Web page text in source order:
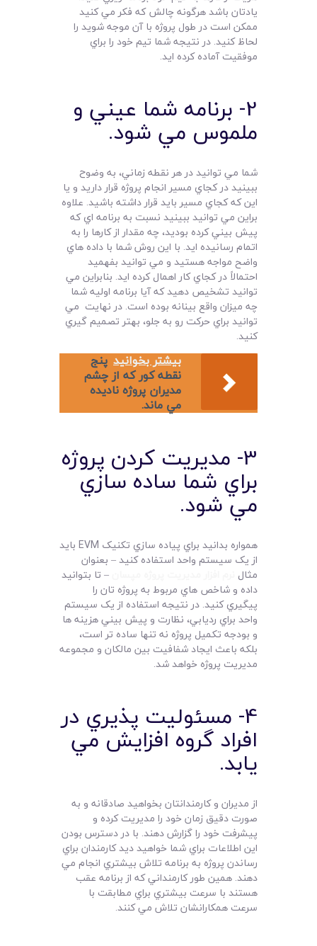
يادتان باشد هرگونه چالش که فکر مي کنيد
ممکن است در طول پروژه با آن موجه شويد را
لحاظ کنيد. در نتيجه شما تيم خود را براي
موفقيت آماده کرده ايد.
2- برنامه شما عيني و
ملموس مي شود.
شما مي توانيد در هر نقطه زماني، به وضوح
ببينيد در کجاي مسير انجام پروژه قرار داريد و يا
اين که کجاي مسير بايد قرار داشته باشيد. علاوه
براين مي توانيد ببينيد نسبت به برنامه اي که
پيش بيني کرده بوديد، چه مقدار از کارها را به
اتمام رسانيده ايد. با اين روش شما با داده هاي
واضح مواجه هستيد و مي توانيد بفهميد
احتمالاً در کجاي کار اهمال کرده ايد. بنابراين مي
توانيد تشخيص دهيد که آيا برنامه اوليه شما
چه ميزان واقع بينانه بوده است. در نهايت مي
توانيد براي حرکت رو به جلو، بهتر تصميم گيري
کنيد.
بیشتر بخوانید پنج
نقطه کور که از چشم
مديران پروژه ناديده
مي ماند.
3- مديريت کردن پروژه
براي شما ساده سازي
مي شود.
همواره بدانيد براي پياده سازي تکنيک EVM بايد
از يک سيستم واحد استفاده کنيد – بعنوان
مثال
– تا بتوانيد
داده و شاخص هاي مربوط به پروژه تان را
پيگيري کنيد. در نتيجه استفاده از يک سيستم
واحد براي رديابي، نظارت و پيش بيني هزينه ها
و بودجه تکميل پروژه نه تنها ساده تر است،
بلکه باعث ايجاد شفافيت بين مالکان و مجموعه
مديريت پروژه خواهد شد.
4- مسئوليت پذيري در
افراد گروه افزايش مي
يابد.
از مديران و کارمندانتان بخواهيد صادقانه و به
صورت دقيق زمان خود را مديريت کرده و
پيشرفت خود را گزارش دهند. با در دسترس بودن
اين اطلاعات براي شما خواهيد ديد کارمندان براي
رساندن پروژه به برنامه تلاش بيشتري انجام مي
دهند. همين طور کارمنداني که از برنامه عقب
هستند با سرعت بيشتري براي مطابقت با
سرعت همکارانشان تلاش مي کنند.